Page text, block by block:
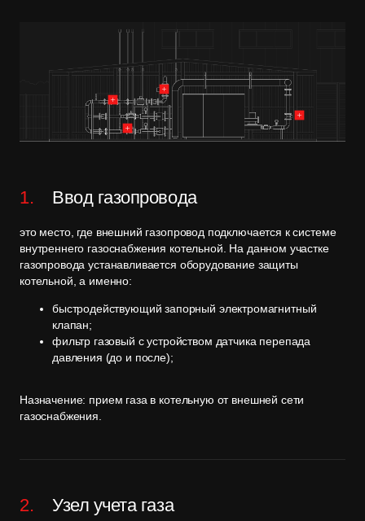
Ввод газопровода
это место, где внешний газопровод подключается к системе
внутреннего газоснабжения котельной. На данном участке
газопровода устанавливается оборудование защиты
котельной, а именно:
быстродействующий запорный электромагнитный
клапан;
фильтр газовый с устройством датчика перепада
давления (до и после);
Назначение: прием газа в котельную от внешней сети
газоснабжения.
Узел учета газа